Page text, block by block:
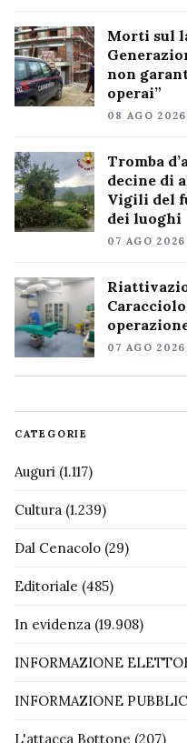
Morti sul
non
operai”
08 AGO 2026
Tromba
decine di
Vigili del
dei luoghi
07 AGO 2026
07 AGO 2026
CATEGORIE
Auguri (1.117)
Cultura (1.239)
Dal Cenacolo (29)
Editoriale (485)
In evidenza (19.908)
INFORMAZIONE
INFORMAZIONE
L'attacca Bottone (207)